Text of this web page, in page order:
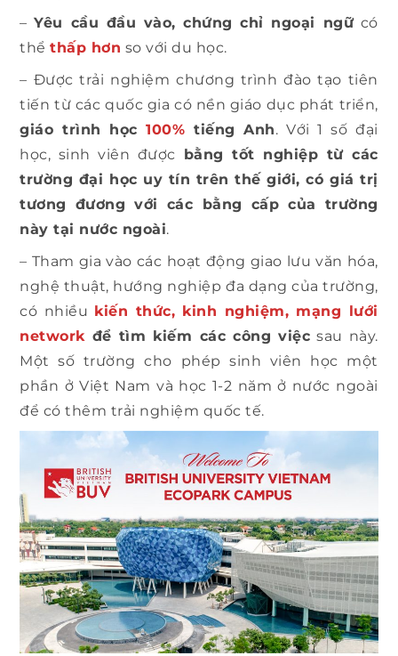
–Yêu cầu đầu vào, chứng chỉ ngoại ngữcó
thểthấp hơn so với du học.
– Được trải nghiệm chương trình đào tạo tiên
tiến từ các quốc gia có nền giáo dục phát triển,
giáo trình học100%tiếng Anh. Với 1 số đại
học, sinh viên được bằng tốt nghiệp từ các
trường đại học uy tín trên thế giới, có giá trị
tương đương với các bằng cấp của trường
này tại nước ngoài.
– Tham gia vào các hoạt động giao lưu văn hóa,
nghệ thuật, hướng nghiệp đa dạng của trường,
có nhiều kiến thức, kinh nghiệm, mạng lưới
networkđể tìm kiếm các công việc sau này.
Một số trường cho phép sinh viên học một
phần ở Việt Nam và học 1-2 năm ở nước ngoài
để có thêm trải nghiệm quốc tế.